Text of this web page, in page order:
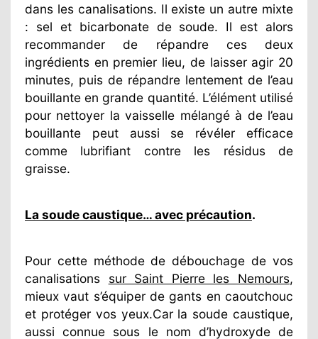
dans les canalisations. Il existe un autre mixte
: sel et bicarbonate de soude. Il est alors
recommander de répandre ces deux
ingrédients en premier lieu, de laisser agir 20
minutes, puis de répandre lentement de l’eau
bouillante en grande quantité. L’élément utilisé
pour nettoyer la vaisselle mélangé à de l’eau
bouillante peut aussi se révéler efficace
comme lubrifiant contre les résidus de
graisse.
La soude caustique… avec précaution.
Pour cette méthode de débouchage de vos
canalisations sur Saint Pierre les Nemours,
mieux vaut s’équiper de gants en caoutchouc
et protéger vos yeux.Car la soude caustique,
aussi connue sous le nom d’hydroxyde de